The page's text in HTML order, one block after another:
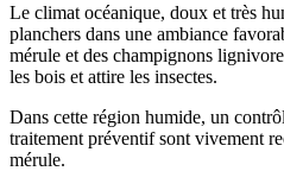
Le climat océanique, doux et très
planchers dans une ambiance
mérule et des champignons
les bois et attire les insectes.
Dans cette région humide, un
traitement préventif sont vivement
mérule.